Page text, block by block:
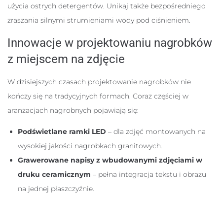
użycia ostrych detergentów. Unikaj także bezpośredniego
zraszania silnymi strumieniami wody pod ciśnieniem.
Innowacje w projektowaniu nagrobków
z miejscem na zdjęcie
W dzisiejszych czasach projektowanie nagrobków nie
kończy się na tradycyjnych formach. Coraz częściej w
aranżacjach nagrobnych pojawiają się:
Podświetlane ramki LED – dla zdjęć montowanych na
wysokiej jakości nagrobkach granitowych.
Grawerowane napisy z wbudowanymi zdjęciami w
druku ceramicznym – pełna integracja tekstu i obrazu
na jednej płaszczyźnie.